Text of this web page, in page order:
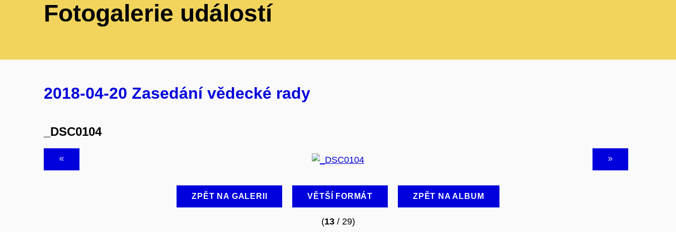
Fotogalerie událostí
2018-04-20 Zasedání vědecké rady
_DSC0104
ZPĚT NA GALERII VĚTŠÍ FORMÁT ZPĚT NA ALBUM
(13/ 29)